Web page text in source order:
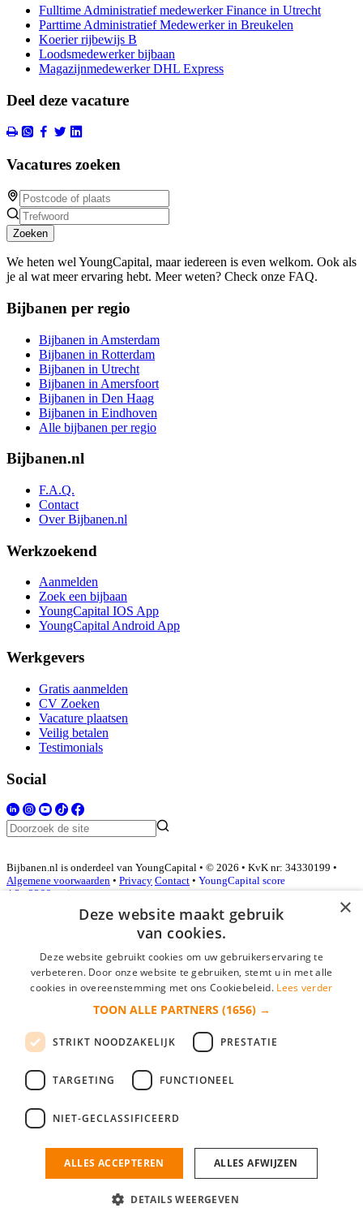
Fulltime Administratief medewerker Finance in Utrecht
Parttime Administratief Medewerker in Breukelen
Koerier rijbewijs B
Loodsmedewerker bijbaan
Magazijnmedewerker DHL Express
Deel deze vacature
Vacatures zoeken
Zoeken
We heten wel YoungCapital, maar iedereen is even welkom. Ook als
je al wat meer ervaring hebt. Meer weten? Check onze FAQ.
Bijbanen per regio
Bijbanen in Amsterdam
Bijbanen in Rotterdam
Bijbanen in Utrecht
Bijbanen in Amersfoort
Bijbanen in Den Haag
Bijbanen in Eindhoven
Alle bijbanen per regio
Bijbanen.nl
F.A.Q.
Contact
Over Bijbanen.nl
Werkzoekend
Aanmelden
Zoek een bijbaan
YoungCapital IOS App
YoungCapital Android App
Werkgevers
Gratis aanmelden
CV Zoeken
Vacature plaatsen
Veilig betalen
Testimonials
Social
Bijbanen.nl is onderdeel van YoungCapital • © 2026 • KvK nr: 34330199 •
Algemene voorwaarden • Privacy Contact • YoungCapital score
4.3 - 3366 reviews
Inloggen als bedrijf
*
login gegevens onthouden
login
Bedrijf aanmelden
nieuwe collega/werknemer zo gevonden!
×
Deze website maakt gebruik
van cookies.
Deze website gebruikt cookies om uw gebruikerservaring te
verbeteren. Door onze website te gebruiken, stemt u in met alle
cookies in overeenstemming met ons Cookiebeleid. Lees verder
TOON ALLE PARTNERS (1656) →
STRIKT NOODZAKELIJK PRESTATIE
TARGETING FUNCTIONEEL
NIET-GECLASSIFICEERD
ALLES ACCEPTEREN ALLES AFWIJZEN
DETAILS WEERGEVEN